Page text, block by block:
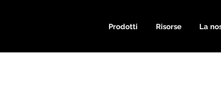
Prodotti Risorse La